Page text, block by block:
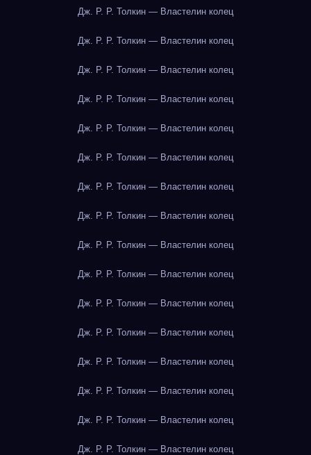
Дж. Р. Р. Толкин — Властелин колец
Дж. Р. Р. Толкин — Властелин колец
Дж. Р. Р. Толкин — Властелин колец
Дж. Р. Р. Толкин — Властелин колец
Дж. Р. Р. Толкин — Властелин колец
Дж. Р. Р. Толкин — Властелин колец
Дж. Р. Р. Толкин — Властелин колец
Дж. Р. Р. Толкин — Властелин колец
Дж. Р. Р. Толкин — Властелин колец
Дж. Р. Р. Толкин — Властелин колец
Дж. Р. Р. Толкин — Властелин колец
Дж. Р. Р. Толкин — Властелин колец
Дж. Р. Р. Толкин — Властелин колец
Дж. Р. Р. Толкин — Властелин колец
Дж. Р. Р. Толкин — Властелин колец
Дж. Р. Р. Толкин — Властелин колец